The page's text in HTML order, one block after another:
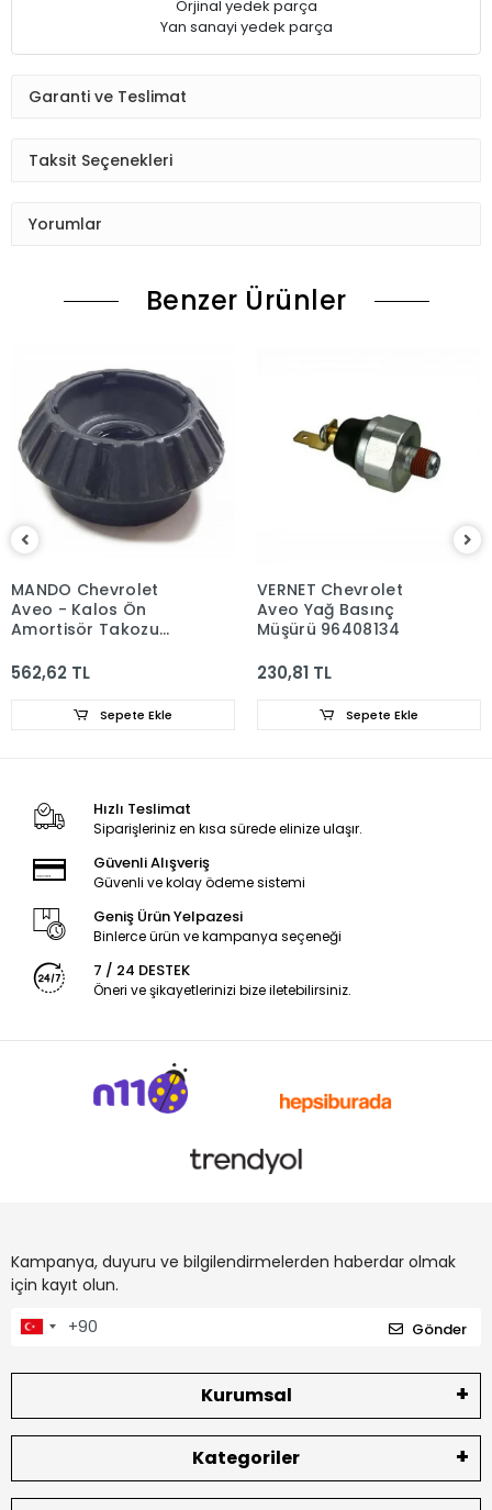
Orjinal yedek parça
Yan sanayi yedek parça
Garanti ve Teslimat
Taksit Seçenekleri
Yorumlar
Benzer Ürünler
MANDO Chevrolet
Aveo - Kalos Ön
Amortisör Takozu
562,62 TL
Sepete Ekle
VERNET Chevrolet
Aveo Yağ Basınç
Müşürü 96408134
230,81 TL
Sepete Ekle
Hızlı Teslimat
Siparişleriniz en kısa sürede elinize ulaşır.
Güvenli Alışveriş
Güvenli ve kolay ödeme sistemi
Geniş Ürün Yelpazesi
Binlerce ürün ve kampanya seçeneği
7 / 24 DESTEK
Öneri ve şikayetlerinizi bize iletebilirsiniz.
Kampanya, duyuru ve bilgilendirmelerden haberdar olmak
için kayıt olun.
Gönder
Kurumsal
Kategoriler